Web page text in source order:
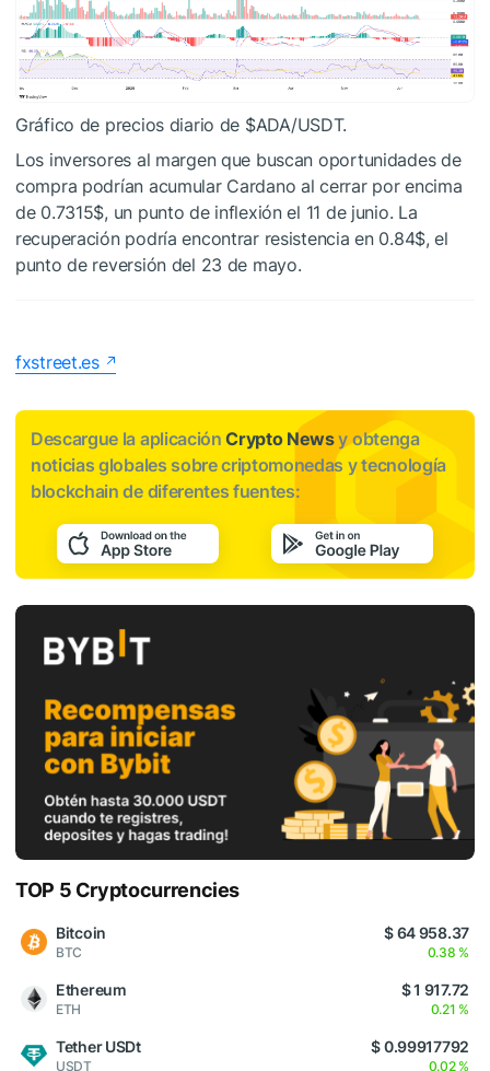
Gráfico de precios diario de $ADA/USDT.
Los inversores al margen que buscan oportunidades de
compra podrían acumular Cardano al cerrar por encima
de 0.7315$, un punto de inflexión el 11 de junio. La
recuperación podría encontrar resistencia en 0.84$, el
punto de reversión del 23 de mayo.
fxstreet.es
Descargue la aplicaciónCrypto Newsy obtenga
noticias globales sobre criptomonedas y tecnología
blockchain de diferentes fuentes:
TOP 5 Cryptocurrencies
Bitcoin
BTC
$ 64 958.37
0.38 %
Ethereum
ETH
$ 1 917.72
0.21 %
Tether USDt
USDT
$ 0.99917792
0.02 %